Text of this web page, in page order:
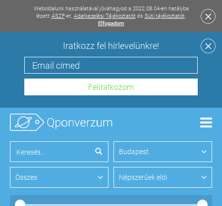
Weboldalunk használatával jóváhagyod a 2022.08.04-én hatályba
lépett ÁSZF-et, Adatkezelési Tájékoztatót és Süti tájékoztatót.
Elfogadom
Iratkozz fel hírlevelünkre!
Budapest
Összes Népszerűek elöl